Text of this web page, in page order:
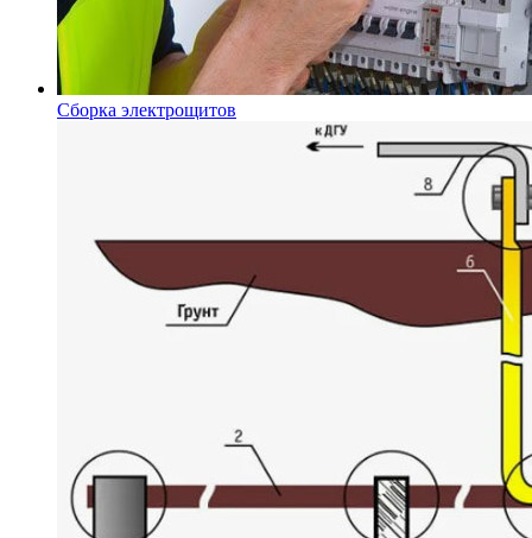
Сборка электрощитов